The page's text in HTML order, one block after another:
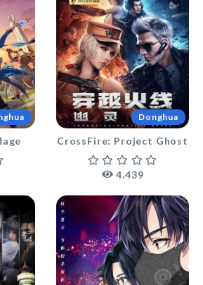
Donghua
CrossFire: Project Ghost
4,439